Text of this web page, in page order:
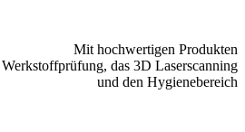
Mit hochwertigen Produkten
das 3D Laserscanning
und den Hygienebereich